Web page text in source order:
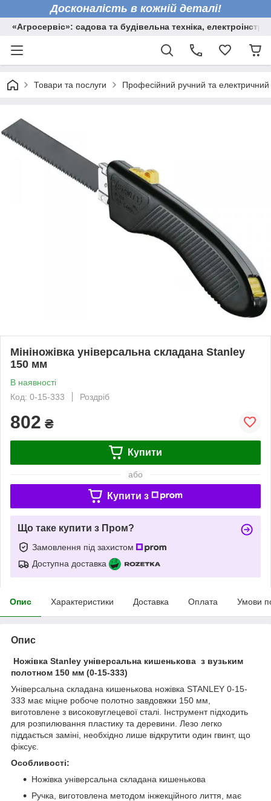
Досконалість в кожній деталі!
«Агросервіс»: садова та будівельна техніка,
Товари та послуги Професійний ручний та електричний
Мініножівка універсальна складана Stanley
150 мм
В наявності
Код: 0-15-333
Роздріб
802 ₴
Купити
або
Купити з
Що таке купити з Пром?
Замовлення під захистом
Доступна доставка
Опис Характеристики Доставка Оплата Умови
Опис
Ножівка Stanley універсальна кишенькова з вузьким
полотном 150 мм (0-15-333)
Універсальна складана кишенькова ножівка STANLEY 0-15-
333 має міцне робоче полотно завдовжки 150 мм,
виготовлене з високовуглецевої сталі. Інструмент підходить
для розпилювання пластику та деревини. Лезо легко
піддається заміні, необхідно лише відкрутити один гвинт, що
фіксує.
Особливості:
Ножівка універсальна складана кишенькова
Ручка, виготовлена методом інжекційного лиття, має